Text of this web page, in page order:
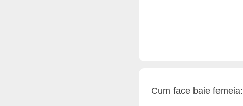
Cum face baie femeia: